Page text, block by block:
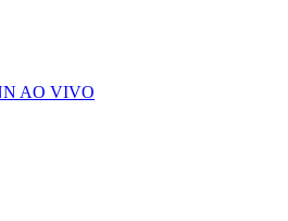
AO VIVO